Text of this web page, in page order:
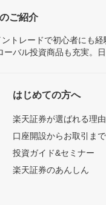
ご紹介
トレードで初心者にも
バル投資商品も充実。
はじめての方へ
楽天証券が選ばれる理由
口座開設からお取引ま
投資ガイド&セミナー
楽天証券のあんしん